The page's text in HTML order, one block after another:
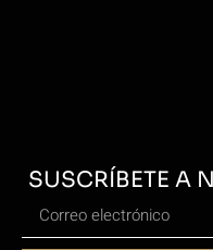
SUSCRÍBETE A